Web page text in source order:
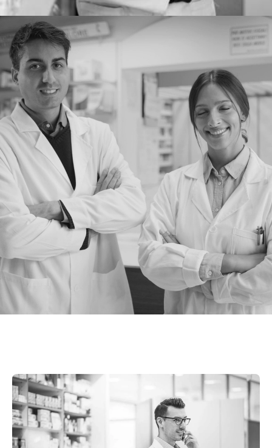
Välkommen till
Apotekskonsulterna
Vi startade 2015 med den tydliga
ambitionen att bli ledande inom externa
bemanningslösningar för apoteks- och
läkemedelsbranschen.
Idag kan vi med stolthet titulera oss som en
av de ledande konsultföretagen med
inriktning på apoteksbranschen. Vi drivs
med ledorden värdeskapande, flexibilitet,
engagemang och enkelhet.